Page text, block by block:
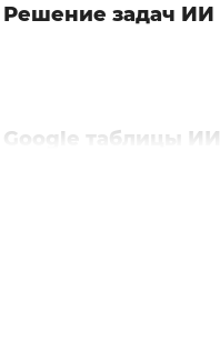
Решение задач ИИ
Google таблицы ИИ